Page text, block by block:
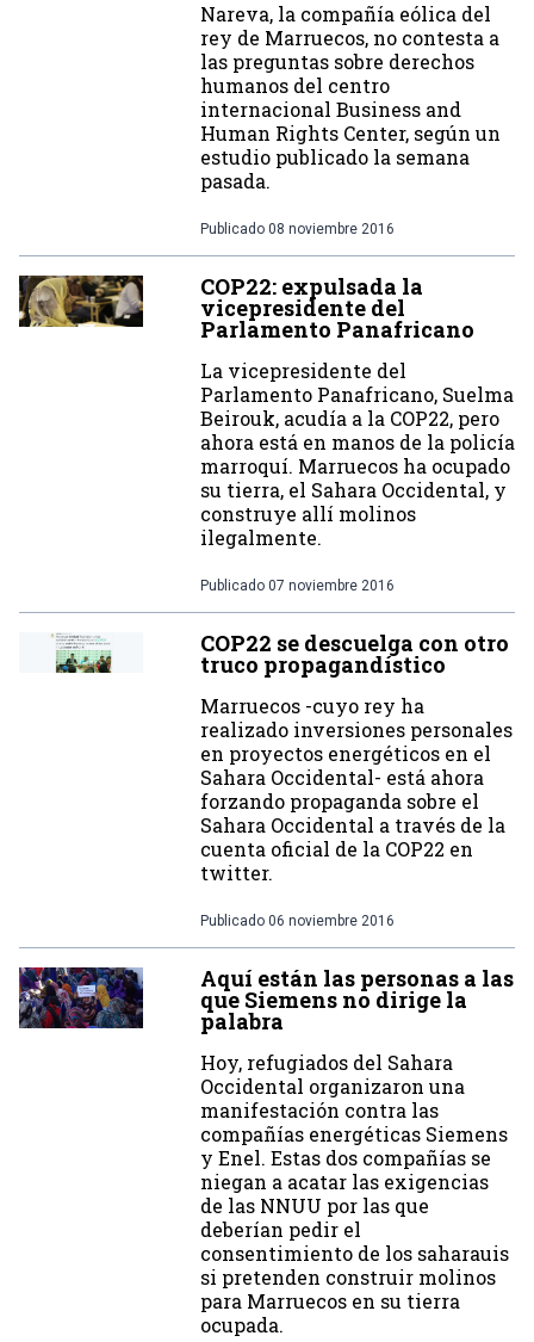
Nareva, la compañía eólica del
rey de Marruecos, no contesta a
las preguntas sobre derechos
humanos del centro
internacional Business and
Human Rights Center, según un
estudio publicado la semana
pasada.
Publicado 08 noviembre 2016
COP22: expulsada la
vicepresidente del
Parlamento Panafricano
La vicepresidente del
Parlamento Panafricano, Suelma
Beirouk, acudía a la COP22, pero
ahora está en manos de la policía
marroquí. Marruecos ha ocupado
su tierra, el Sahara Occidental, y
construye allí molinos
ilegalmente.
Publicado 07 noviembre 2016
COP22 se descuelga con otro
truco propagandístico
Marruecos -cuyo rey ha
realizado inversiones personales
en proyectos energéticos en el
Sahara Occidental- está ahora
forzando propaganda sobre el
Sahara Occidental a través de la
cuenta oficial de la COP22 en
twitter.
Publicado 06 noviembre 2016
Aquí están las personas a las
que Siemens no dirige la
palabra
Hoy, refugiados del Sahara
Occidental organizaron una
manifestación contra las
compañías energéticas Siemens
y Enel. Estas dos compañías se
niegan a acatar las exigencias
de las NNUU por las que
deberían pedir el
consentimiento de los saharauis
si pretenden construir molinos
para Marruecos en su tierra
ocupada.